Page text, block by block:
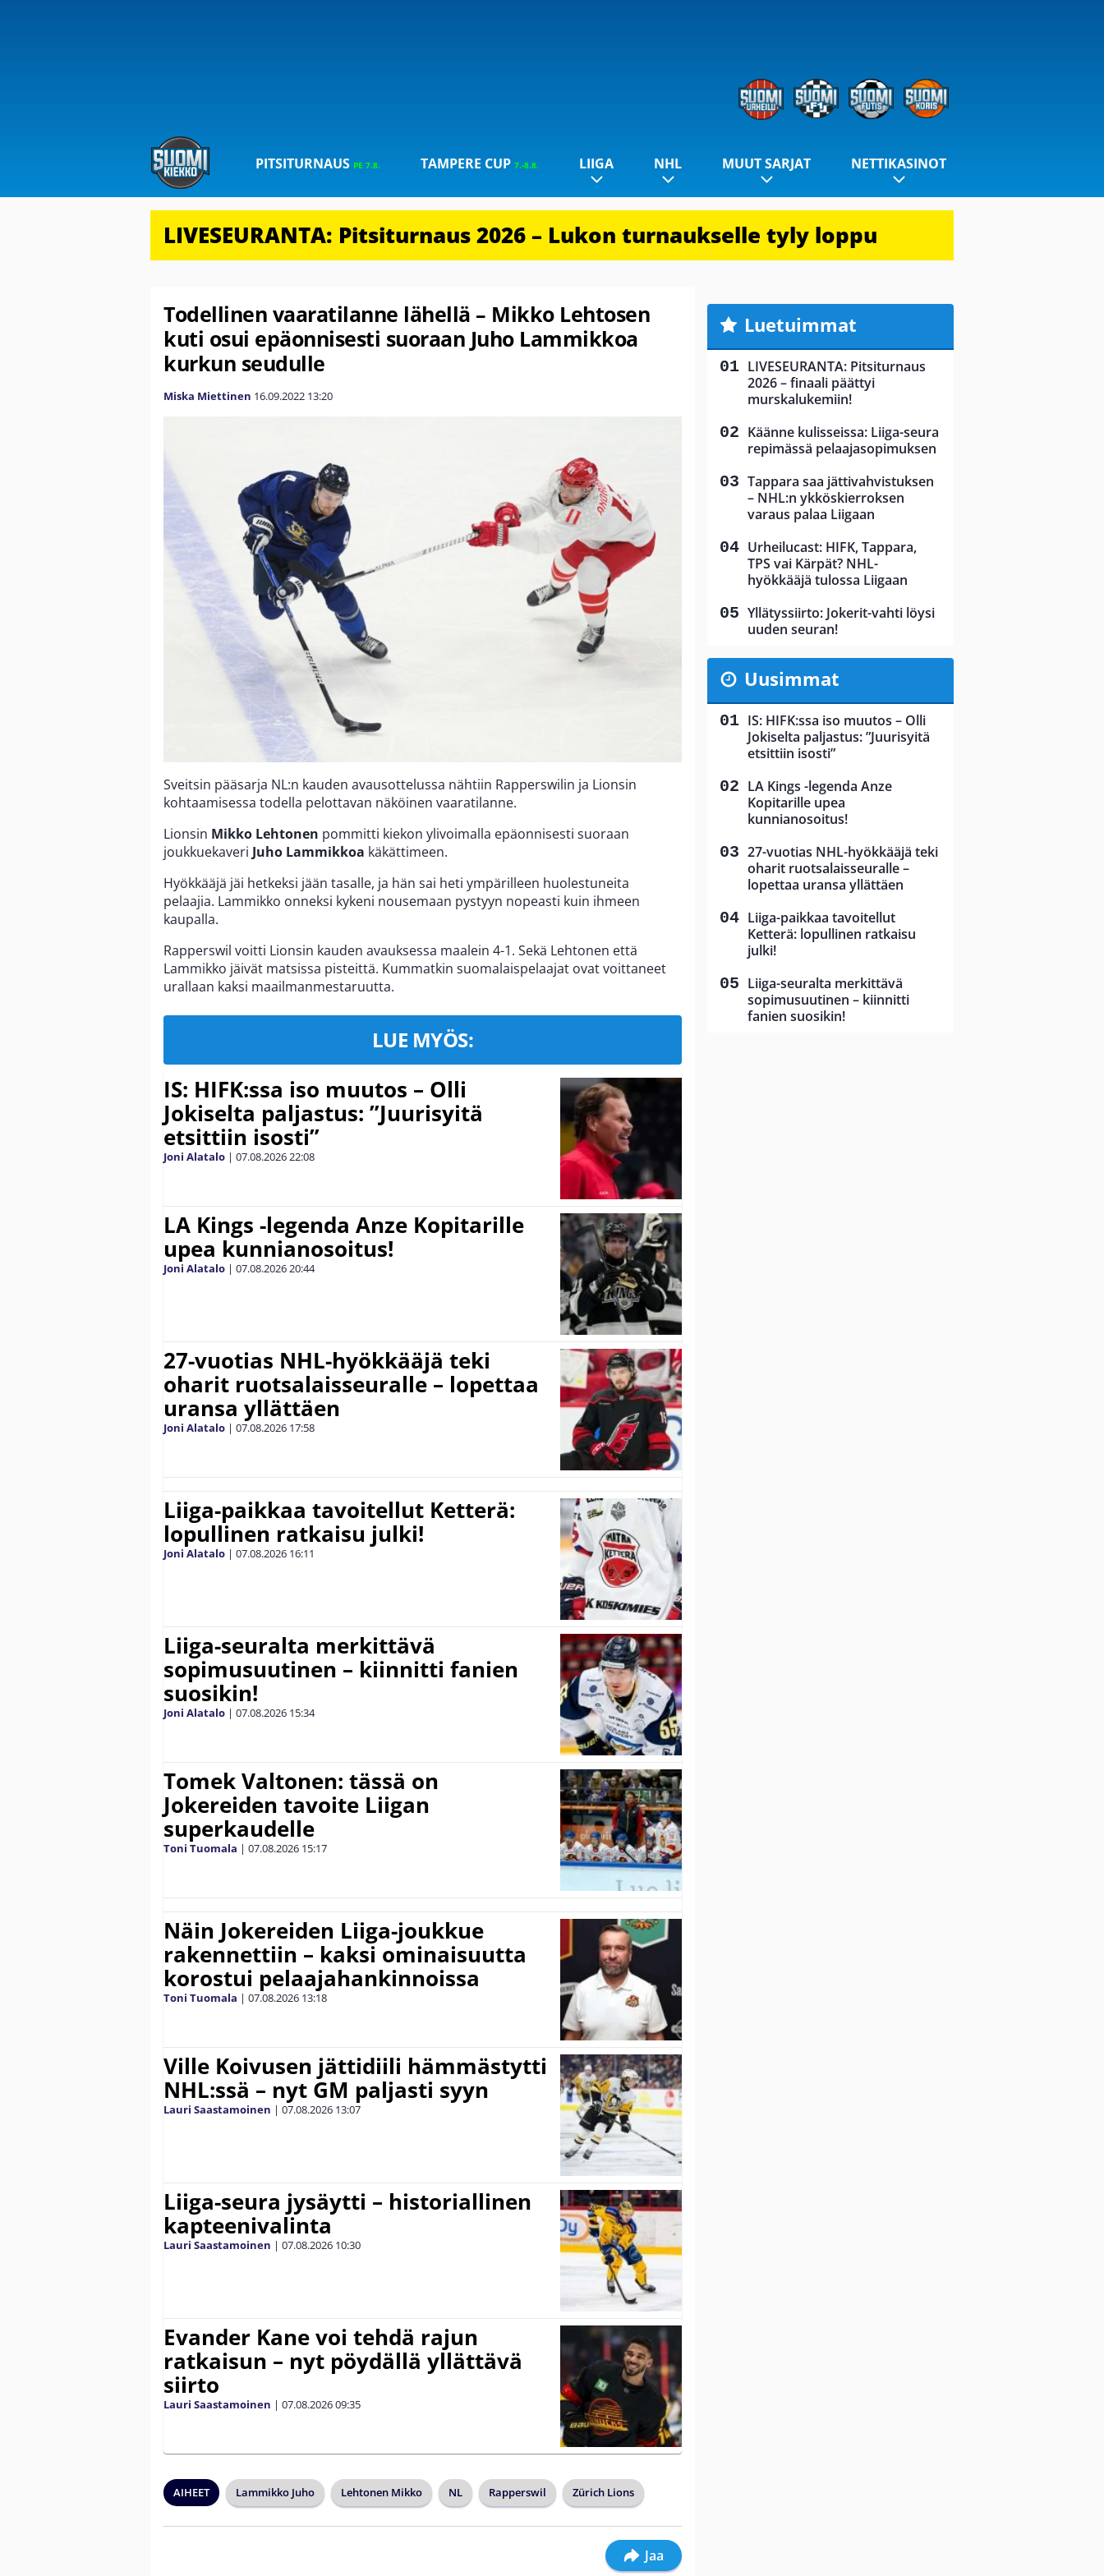
PITSITURNAUS PE 7.8. TAMPERE CUP 7.-8.8. LIIGA NHL MUUT SARJAT NETTIKASINOT
LIVESEURANTA: Pitsiturnaus 2026 – Lukon turnaukselle tyly loppu
Todellinen vaaratilanne lähellä – Mikko Lehtosen
kuti osui epäonnisesti suoraan Juho Lammikkoa
kurkun seudulle
Miska Miettinen 16.09.2022 13:20
Sveitsin pääsarja NL:n kauden avausottelussa nähtiin Rapperswilin ja Lionsin
kohtaamisessa todella pelottavan näköinen vaaratilanne.
Lionsin Mikko Lehtonen pommitti kiekon ylivoimalla epäonnisesti suoraan
joukkuekaveri Juho Lammikkoa käkättimeen.
Hyökkääjä jäi hetkeksi jään tasalle, ja hän sai heti ympärilleen huolestuneita
pelaajia. Lammikko onneksi kykeni nousemaan pystyyn nopeasti kuin ihmeen
kaupalla.
Rapperswil voitti Lionsin kauden avauksessa maalein 4-1. Sekä Lehtonen että
Lammikko jäivät matsissa pisteittä. Kummatkin suomalaispelaajat ovat voittaneet
urallaan kaksi maailmanmestaruutta.
LUE MYÖS:
IS: HIFK:ssa iso muutos – Olli
Jokiselta paljastus: ”Juurisyitä
etsittiin isosti”
Joni Alatalo | 07.08.202622:08
LA Kings -legenda Anze Kopitarille
upea kunnianosoitus!
Joni Alatalo | 07.08.202620:44
27-vuotias NHL-hyökkääjä teki
oharit ruotsalaisseuralle – lopettaa
uransa yllättäen
Joni Alatalo | 07.08.2026 17:58
Liiga-paikkaa tavoitellut Ketterä:
lopullinen ratkaisu julki!
Joni Alatalo | 07.08.2026 16:11
Liiga-seuralta merkittävä
sopimusuutinen – kiinnitti fanien
suosikin!
Joni Alatalo | 07.08.2026 15:34
Tomek Valtonen: tässä on
Jokereiden tavoite Liigan
superkaudelle
Toni Tuomala | 07.08.2026 15:17
Näin Jokereiden Liiga-joukkue
rakennettiin – kaksi ominaisuutta
korostui pelaajahankinnoissa
Toni Tuomala | 07.08.2026 13:18
Ville Koivusen jättidiili hämmästytti
NHL:ssä – nyt GM paljasti syyn
Lauri Saastamoinen | 07.08.2026 13:07
Liiga-seura jysäytti – historiallinen
kapteenivalinta
Lauri Saastamoinen | 07.08.2026 10:30
Evander Kane voi tehdä rajun
ratkaisun – nyt pöydällä yllättävä
siirto
Lauri Saastamoinen | 07.08.202609:35
AIHEET Lammikko Juho Lehtonen Mikko NL Rapperswil Zürich Lions
Jaa
Luetuimmat
LIVESEURANTA: Pitsiturnaus
2026 – finaali päättyi
murskalukemiin!
Käänne kulisseissa: Liiga-seura
repimässä pelaajasopimuksen
Tappara saa jättivahvistuksen
– NHL:n ykköskierroksen
varaus palaa Liigaan
Urheilucast: HIFK, Tappara,
TPS vai Kärpät? NHL-
hyökkääjä tulossa Liigaan
Yllätyssiirto: Jokerit-vahti löysi
uuden seuran!
Uusimmat
IS: HIFK:ssa iso muutos – Olli
Jokiselta paljastus: ”Juurisyitä
etsittiin isosti”
LA Kings -legenda Anze
Kopitarille upea
kunnianosoitus!
27-vuotias NHL-hyökkääjä teki
oharit ruotsalaisseuralle –
lopettaa uransa yllättäen
Liiga-paikkaa tavoitellut
Ketterä: lopullinen ratkaisu
julki!
Liiga-seuralta merkittävä
sopimusuutinen – kiinnitti
fanien suosikin!